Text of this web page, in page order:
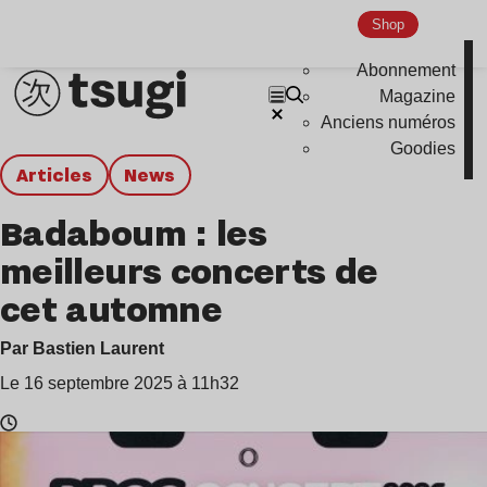
Shop
Abonnement
Magazine
Anciens numéros
Goodies
Articles news
Badaboum : les
meilleurs concerts de
cet automne
Par Bastien Laurent
Le 16 septembre 2025 à 11h32